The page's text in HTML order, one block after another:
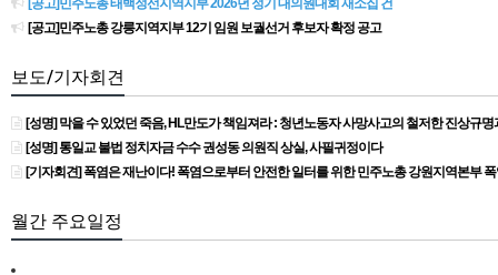
[공고]민주노총 강릉지역지부 12기 임원 보궐선거 후보자 확정 공고
보도/기자회견
[성명] 막을 수 있었던 죽음, HL만도가 책임져라 : 청년노동자 사망사고의 철저한 진상규
[성명] 통일교 불법 정치자금 수수 권성동 의원직 상실, 사필귀정이다
[기자회견] 폭염은 재난이다! 폭염으로부터 안전한 일터를 위한 민주노총 강원지역본부
월간 주요일정